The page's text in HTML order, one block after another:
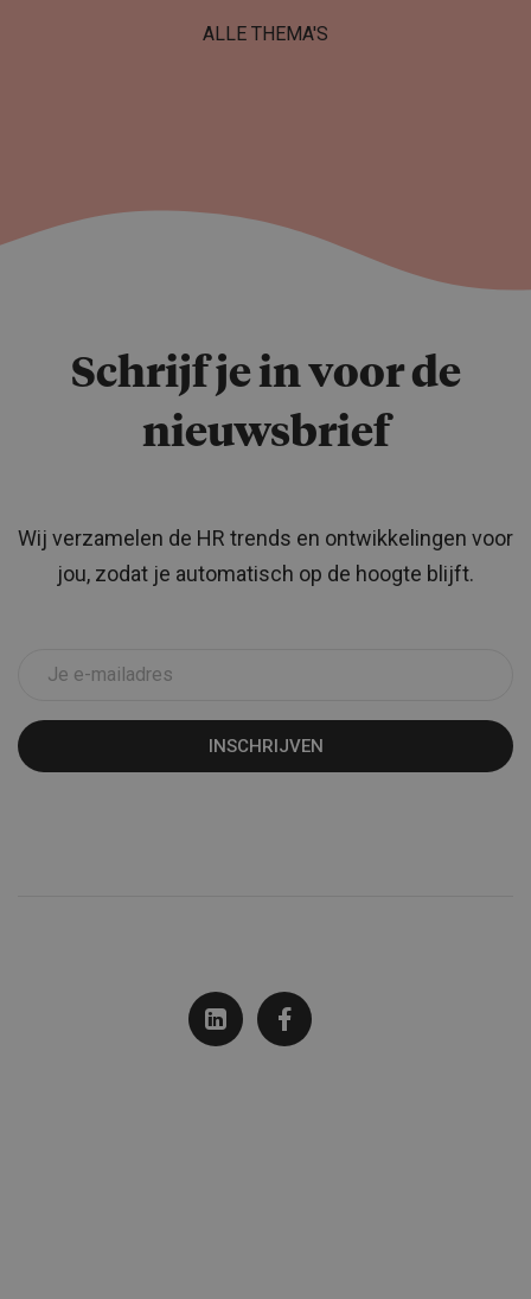
ALLE THEMA'S
Schrijf je in voor de
nieuwsbrief
Wij verzamelen de HR trends en ontwikkelingen voor
jou, zodat je automatisch op de hoogte blijft.